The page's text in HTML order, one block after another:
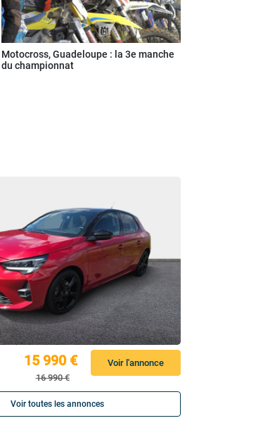
Motocross, Guadeloupe : la 3e manche
du championnat
15 990 €
16 990 €
Voir l'annonce
Voir toutes les annonces